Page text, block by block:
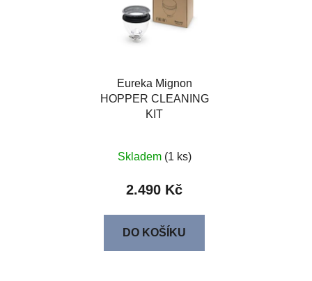
Eureka Mignon
HOPPER CLEANING
KIT
Skladem (1 ks)
2.490 Kč
DO KOŠÍKU